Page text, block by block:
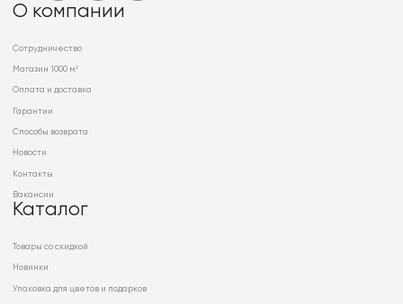
О компании
Сотрудничество
Магазин 1000 м²
Оплата и доставка
Гарантии
Способы возврата
Новости
Контакты
Вакансии
Каталог
Товары со скидкой
Новинки
Упаковка для цветов и подарков